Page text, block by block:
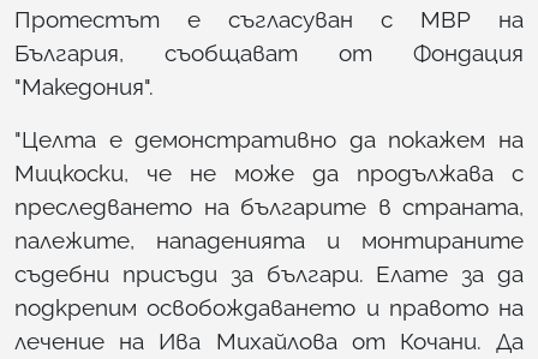
Протестът е съгласуван с МВР на
България, съобщават от Фондация
"Македония".
"Целта е демонстративно да покажем на
Мицкоски, че не може да продължава с
преследването на българите в страната,
палежите, нападенията и монтираните
съдебни присъди за българи. Елате за да
подкрепим освобождаването и правото на
лечение на Ива Михайлова от Кочани. Да